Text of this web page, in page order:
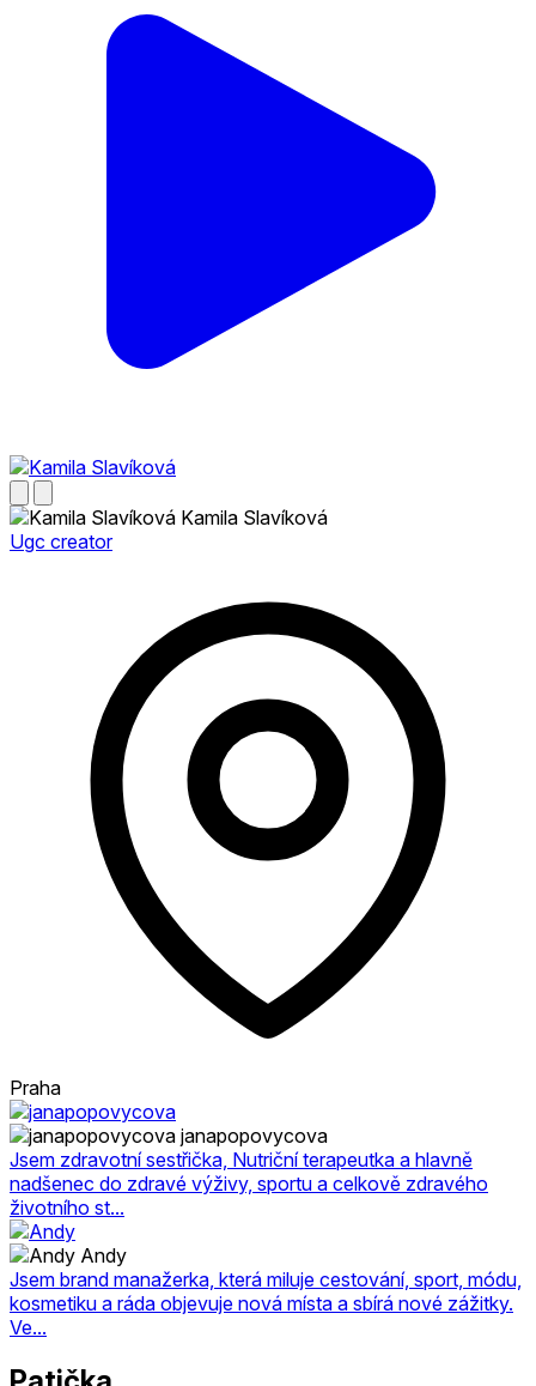
Kamila Slavíková
Ugc creator
Praha
janapopovycova
Jsem zdravotní sestřička, Nutriční terapeutka a hlavně
nadšenec do zdravé výživy, sportu a celkově zdravého
životního st...
Andy
Jsem brand manažerka, která miluje cestování, sport, módu,
kosmetiku a ráda objevuje nová místa a sbírá nové zážitky.
Ve...